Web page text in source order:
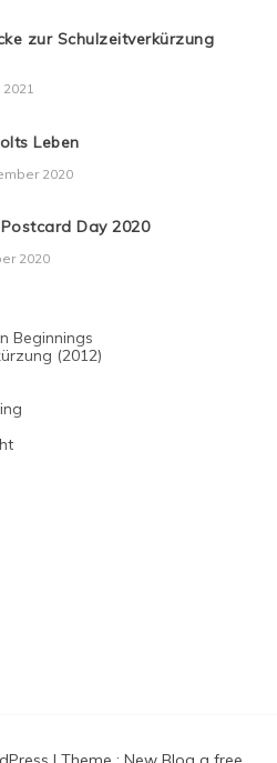
zur Schulzeitverkürzung
Leben
2020
Day 2020
2020